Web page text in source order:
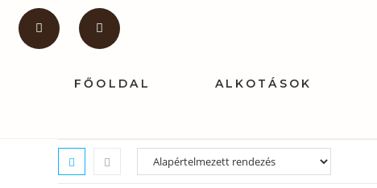
FŐOLDAL ALKOTÁSOK